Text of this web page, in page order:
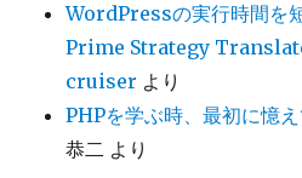
WordPressの実行時間を
Prime Strategy
cruiser より
PHPを学ぶ時、最初に憶
恭二 より